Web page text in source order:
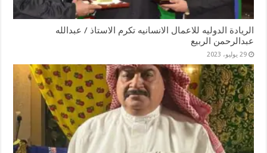
الريادة الدوليه للاعمال الانسانيه تكرم الاستاذ / عبدالله
عبدالرحمن الربيع
29 يوليو، 2023